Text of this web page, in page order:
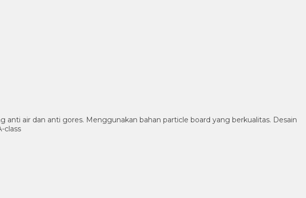
anti air dan anti gores. Menggunakan bahan particle board yang berkualitas. Desain
class